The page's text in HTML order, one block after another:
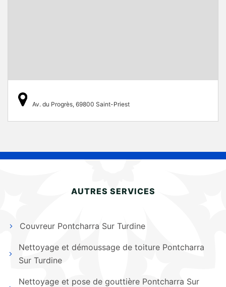
Av. du Progrès, 69800 Saint-Priest
AUTRES SERVICES
Couvreur Pontcharra Sur Turdine
Nettoyage et démoussage de toiture Pontcharra
Sur Turdine
Nettoyage et pose de gouttière Pontcharra Sur